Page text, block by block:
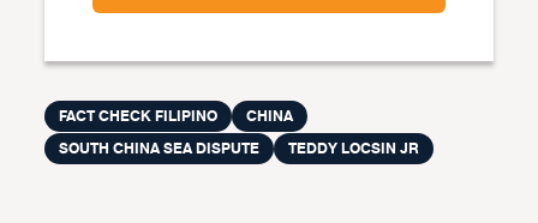
FACT CHECK FILIPINO
CHINA
SOUTH CHINA SEA DISPUTE
TEDDY LOCSIN JR